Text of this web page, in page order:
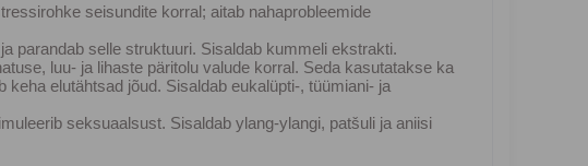
seisundite korral; aitab nahaprobleemide
parandab selle struktuuri. Sisaldab kummeli ekstrakti.
luu- ja lihaste päritolu valude korral. Seda kasutatakse ka
elutähtsad jõud. Sisaldab eukalüpti-, tüümiani- ja
seksuaalsust. Sisaldab ylang-ylangi, patšuli ja aniisi